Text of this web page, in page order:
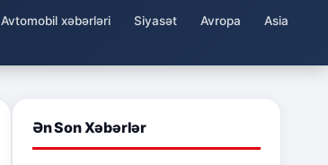
Avtomobil xəbərləri Siyasət Avropa
Asia
Ən Son Xəbərlər